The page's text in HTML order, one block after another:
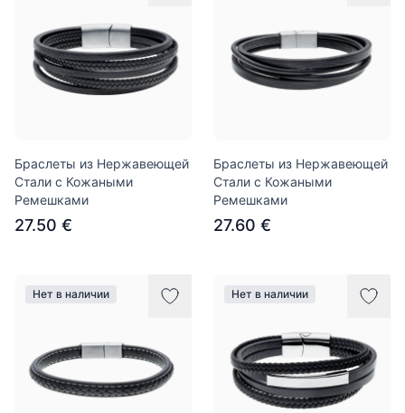
Браслеты из Нержавеющей
Стали с Кожаными
Ремешками
27.50 €
Браслеты из Нержавеющей
Стали с Кожаными
Ремешками
27.60 €
Нет в наличии Нет в наличии